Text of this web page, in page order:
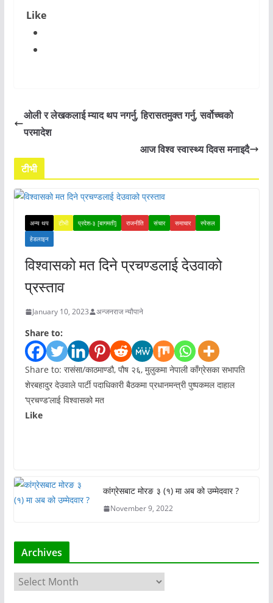
Like
ओली र लेखकलाई म्याद थप नगर्नु, हिरासतमुक्त गर्नु, सर्वोच्चको
परमादेश
आज विश्व स्वास्थ्य दिवस मनाइदै
टीभी
अन्य थप टीभी प्रदेश-३ [बागमती] राजनीति संचार समाचार
स्पेसल
हेडलाइन
विश्वासको मत दिने प्रचण्डलाई देउवाको
प्रस्ताव
January 10, 2023 अन्जनराज न्यौपाने
Share to:
Share to: रासंसा/काठमाण्डौ, पौष २६, मुलुकमा नेपाली काँग्रेसका सभापति
शेरबहादुर देउवाले पार्टी पदाधिकारी बैठकमा प्रधानमन्त्री पुष्पकमल दाहाल
‘प्रचण्ड’लाई विश्वासको मत
Like
कांग्रेसबाट मोरङ ३ (१) मा अब को उम्मेदवार ?
November 9, 2022
Archives